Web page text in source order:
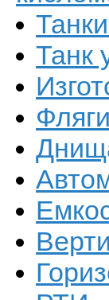
Танк